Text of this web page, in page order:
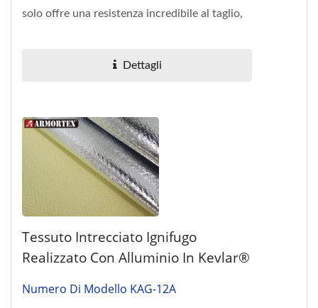
solo offre una resistenza incredibile al taglio,
Dettagli
Tessuto Intrecciato Ignifugo
Realizzato Con Alluminio In Kevlar®
Numero Di Modello KAG-12A